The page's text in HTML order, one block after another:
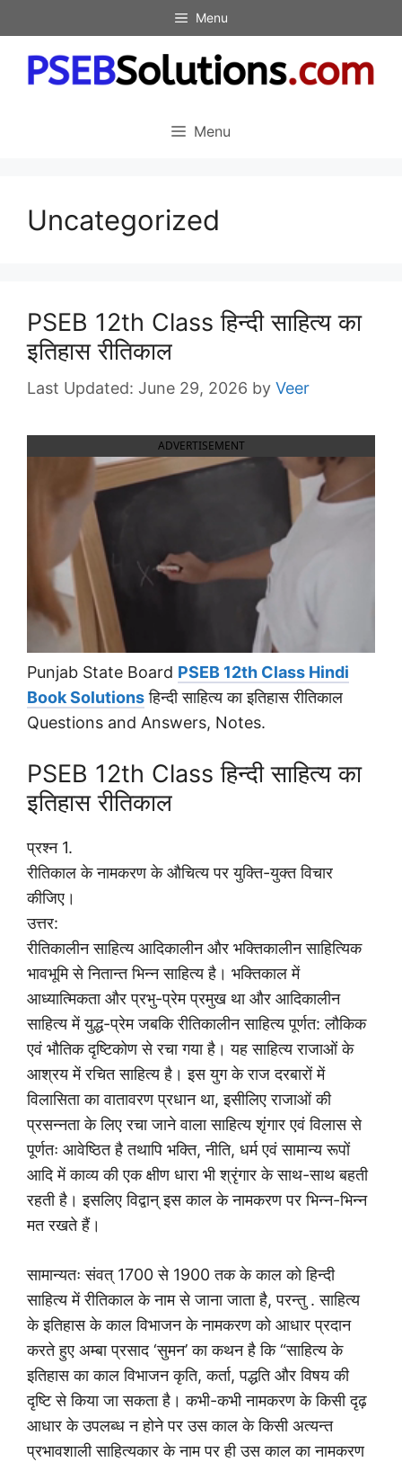
to
content
Menu
Menu
Uncategorized
PSEB 12th Class हिन्दी साहित्य का
इतिहास रीतिकाल
June 29, 2026 by Veer
ADVERTISEMENT
Punjab State Board PSEB 12th Class Hindi
Book Solutionsहिन्दी साहित्य का इतिहास रीतिकाल
Questions and Answers, Notes.
PSEB 12th Class हिन्दी साहित्य का
इतिहास रीतिकाल
प्रश्न 1.
रीतिकाल के नामकरण के औचित्य पर युक्ति-युक्त विचार
कीजिए।
उत्तर:
रीतिकालीन साहित्य आदिकालीन और भक्तिकालीन साहित्यिक
भावभूमि से नितान्त भिन्न साहित्य है। भक्तिकाल में
आध्यात्मिकता और प्रभु-प्रेम प्रमुख था और आदिकालीन
साहित्य में युद्ध-प्रेम जबकि रीतिकालीन साहित्य पूर्णत: लौकिक
एवं भौतिक दृष्टिकोण से रचा गया है। यह साहित्य राजाओं के
आश्रय में रचित साहित्य है। इस युग के राज दरबारों में
विलासिता का वातावरण प्रधान था, इसीलिए राजाओं की
प्रसन्नता के लिए रचा जाने वाला साहित्य शृंगार एवं विलास से
पूर्णतः आवेष्ठित है तथापि भक्ति, नीति, धर्म एवं सामान्य रूपों
आदि में काव्य की एक क्षीण धारा भी श्रृंगार के साथ-साथ बहती
रहती है। इसलिए विद्वान् इस काल के नामकरण पर भिन्न-भिन्न
मत रखते हैं।
सामान्यतः संवत् 1700 से 1900 तक के काल को हिन्दी
साहित्य में रीतिकाल के नाम से जाना जाता है, परन्तु . साहित्य
के इतिहास के काल विभाजन के नामकरण को आधार प्रदान
करते हुए अम्बा प्रसाद ‘सुमन’ का कथन है कि “साहित्य के
इतिहास का काल विभाजन कृति, कर्ता, पद्धति और विषय की
दृष्टि से किया जा सकता है। कभी-कभी नामकरण के किसी दृढ़
आधार के उपलब्ध न होने पर उस काल के किसी अत्यन्त
प्रभावशाली साहित्यकार के नाम पर ही उस काल का नामकरण